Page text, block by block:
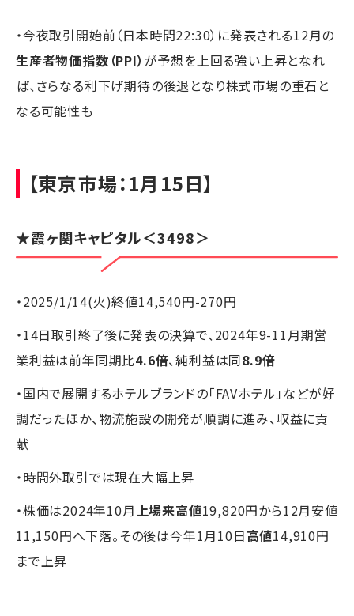
・今夜取引開始前（日本時間22:30）に発表される12月の
生産者物価指数（PPI） が予想を上回る強い上昇となれ
ば、さらなる利下げ期待の後退となり株式市場の重石と
なる可能性も
【東京市場：1月15日】
★霞ヶ関キャピタル＜3498＞
・2025/1/14(火)終値14,540円-270円
・14日取引終了後に発表の決算で、2024年9-11月期営
業利益は前年同期比4.6倍、純利益は同8.9倍
・国内で展開するホテルブランドの「FAVホテル」などが好
調だったほか、物流施設の開発が順調に進み、収益に貢
献
・時間外取引では現在大幅上昇
・株価は2024年10月上場来高値19,820円から12月安値
11,150円へ下落。その後は今年1月10日高値14,910円
まで上昇